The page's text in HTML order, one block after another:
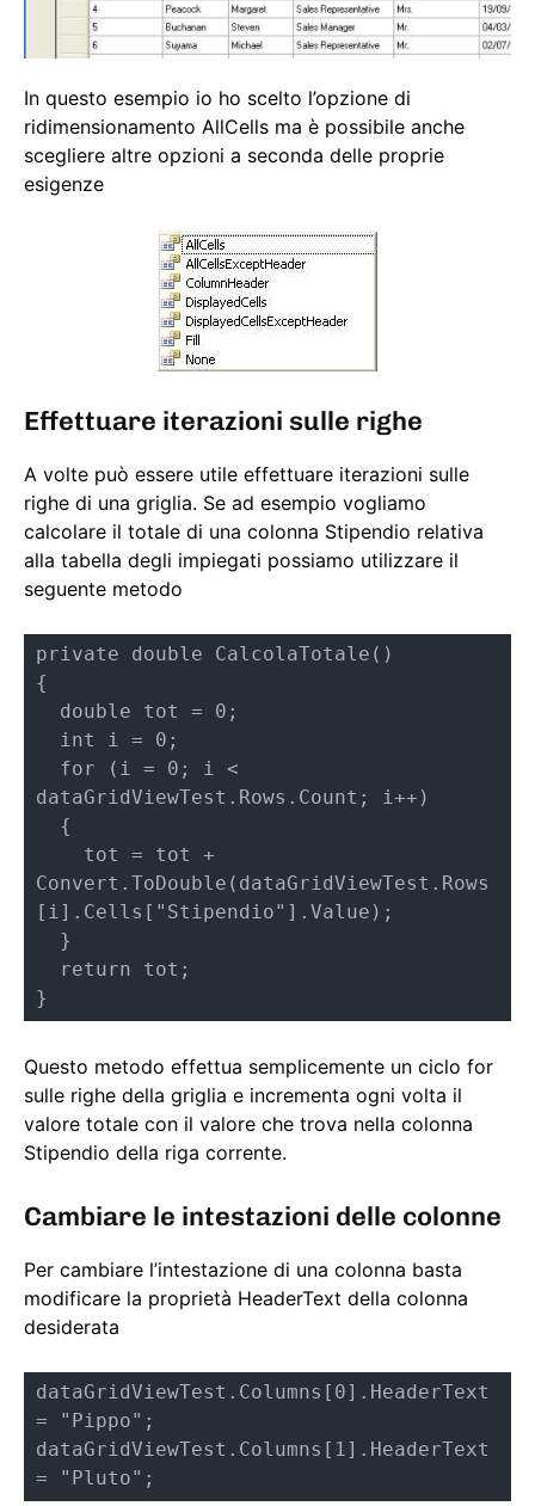
In questo esempio io ho scelto l’opzione di
ridimensionamento AllCells ma è possibile anche
scegliere altre opzioni a seconda delle proprie
esigenze
Effettuare iterazioni sulle righe
A volte può essere utile effettuare iterazioni sulle
righe di una griglia. Se ad esempio vogliamo
calcolare il totale di una colonna Stipendio relativa
alla tabella degli impiegati possiamo utilizzare il
seguente metodo
private double CalcolaTotale()
{
dataGridViewTest.Rows.Count; i++)
Convert.ToDouble(dataGridViewTest.Rows
[i].Cells["Stipendio"].Value);
}
Questo metodo effettua semplicemente un ciclo for
sulle righe della griglia e incrementa ogni volta il
valore totale con il valore che trova nella colonna
Stipendio della riga corrente.
Cambiare le intestazioni delle colonne
Per cambiare l’intestazione di una colonna basta
modificare la proprietà HeaderText della colonna
desiderata
dataGridViewTest.Columns[0].HeaderText
= "Pippo";
dataGridViewTest.Columns[1].HeaderText
= "Pluto";